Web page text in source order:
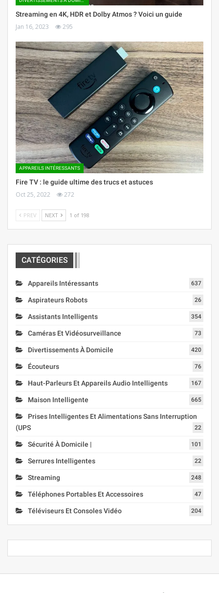
Streaming en 4K, HDR et Dolby Atmos ? Voici un guide
Jan 16, 2023 295
APPAREILS INTÉRESSANTS
Fire TV : le guide ultime des trucs et astuces
Oct 25, 2022 272
PREV NEXT 1 of 198
CATÉGORIES
Appareils Intéressants 637
Aspirateurs Robots 26
Assistants Intelligents 354
Caméras Et Vidéosurveillance 73
Divertissements À Domicile 420
Écouteurs 76
Haut-Parleurs Et Appareils Audio Intelligents 167
Maison Intelligente 665
Prises Intelligentes Et Alimentations Sans Interruption
(UPS
22
Sécurité À Domicile | 101
Serrures Intelligentes 22
Streaming 248
Téléphones Portables Et Accessoires 47
Téléviseurs Et Consoles Vidéo 204